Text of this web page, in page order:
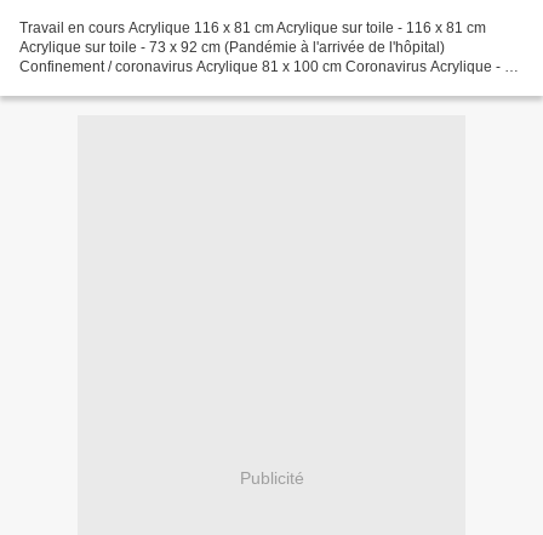
Travail en cours Acrylique 116 x 81 cm Acrylique sur toile - 116 x 81 cm
Acrylique sur toile - 73 x 92 cm (Pandémie à l'arrivée de l'hôpital)
Confinement / coronavirus Acrylique 81 x 100 cm Coronavirus Acrylique - 73
Publicité